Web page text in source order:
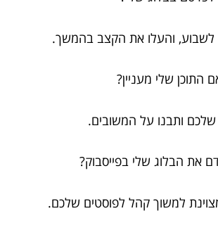
והעלו את הקצב בהמשך.
ותבנו על המשובים.
למשוך קהל לפוסטים שלכם.